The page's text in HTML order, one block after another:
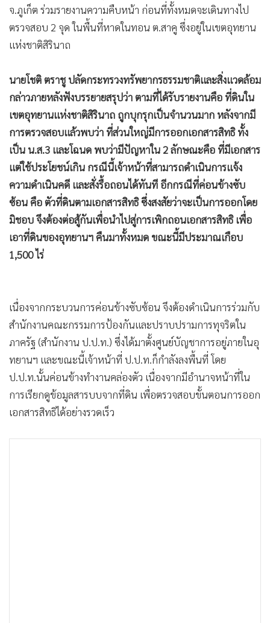
• Gotomanager
จ.ภูเก็ต ร่วมรายงานความคืบหน้า ก่อนที่ทั้งหมดจะเดินทางไป
ตรวจสอบ 2 จุด ในพื้นที่หาดในทอน ต.สาคู ซึ่งอยู่ในเขตอุทยาน
แห่งชาติสิรินาถ
นายโชติ ตราชู ปลัดกระทรวงทรัพยากรธรรมชาติและสิ่งแวดล้อม
กล่าวภายหลังฟังบรรยายสรุปว่า ตามที่ได้รับรายงานคือ ที่ดินใน
เขตอุทยานแห่งชาติสิรินาถ ถูกบุกรุกเป็นจำนวนมาก หลังจากมี
การตรวจสอบแล้วพบว่า ที่ส่วนใหญ่มีการออกเอกสารสิทธิ ทั้ง
เป็น น.ส.3 และโฉนด พบว่ามีปัญหาใน 2 ลักษณะคือ ที่มีเอกสาร
แต่ใช้ประโยชน์เกิน กรณีนี้เจ้าหน้าที่สามารถดำเนินการแจ้ง
ความดำเนินคดี และสั่งรื้อถอนได้ทันที อีกกรณีที่ค่อนข้างซับ
ซ้อน คือ ตัวที่ดินตามเอกสารสิทธิ ซึ่งสงสัยว่าจะเป็นการออกโดย
มิชอบ จึงต้องต่อสู้กันเพื่อนำไปสู่การเพิกถอนเอกสารสิทธิ เพื่อ
เอาที่ดินของอุทยานฯ คืนมาทั้งหมด ขณะนี้มีประมาณเกือบ
1,500 ไร่
เนื่องจากกระบวนการค่อนข้างซับซ้อน จึงต้องดำเนินการร่วมกับ
สำนักงานคณะกรรมการป้องกันและปราบปรามการทุจริตใน
ภาครัฐ (สำนักงาน ป.ป.ท.) ซึ่งได้มาตั้งศูนย์บัญชาการอยู่ภายในอุ
ทยานฯ และขณะนี้เจ้าหน้าที่ ป.ป.ท.ก็กำลังลงพื้นที่ โดย
ป.ป.ท.นั้นค่อนข้างทำงานคล่องตัว เนื่องจากมีอำนาจหน้าที่ใน
การเรียกดูข้อมูลสารบบจากที่ดิน เพื่อตรวจสอบขั้นตอนการออก
เอกสารสิทธิได้อย่างรวดเร็ว